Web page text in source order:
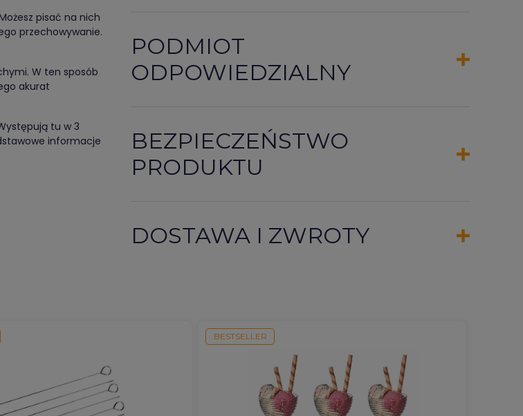
pisać na nich
przechowywanie.
W ten sposób
akurat
tu w 3
informacje
PODMIOT
ODPOWIEDZIALNY
BEZPIECZEŃSTWO
PRODUKTU
DOSTAWA I ZWROTY
BESTSELLER